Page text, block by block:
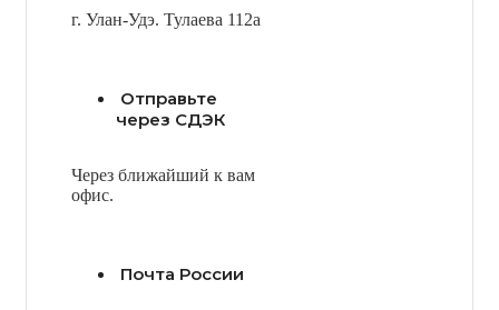
г. Улан-Удэ. Тулаева 112а
Отправьте
через СДЭК
Через ближайший к вам
офис.
Почта России